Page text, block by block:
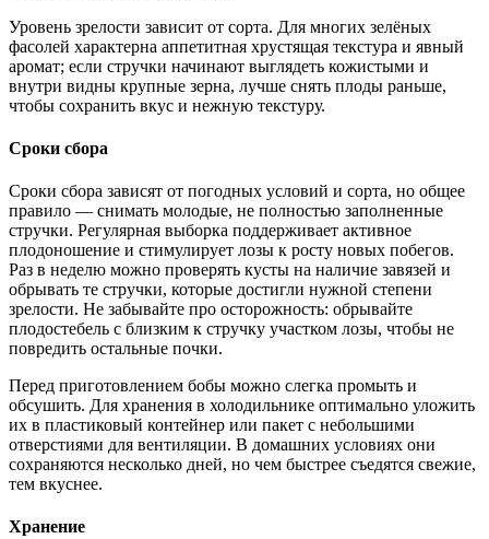
Уровень зрелости зависит от сорта. Для многих зелёных
фасолей характерна аппетитная хрустящая текстура и явный
аромат; если стручки начинают выглядеть кожистыми и
внутри видны крупные зерна, лучше снять плоды раньше,
чтобы сохранить вкус и нежную текстуру.
Сроки сбора
Сроки сбора зависят от погодных условий и сорта, но общее
правило — снимать молодые, не полностью заполненные
стручки. Регулярная выборка поддерживает активное
плодоношение и стимулирует лозы к росту новых побегов.
Раз в неделю можно проверять кусты на наличие завязей и
обрывать те стручки, которые достигли нужной степени
зрелости. Не забывайте про осторожность: обрывайте
плодостебель с близким к стручку участком лозы, чтобы не
повредить остальные почки.
Перед приготовлением бобы можно слегка промыть и
обсушить. Для хранения в холодильнике оптимально уложить
их в пластиковый контейнер или пакет с небольшими
отверстиями для вентиляции. В домашних условиях они
сохраняются несколько дней, но чем быстрее съедятся свежие,
тем вкуснее.
Хранение